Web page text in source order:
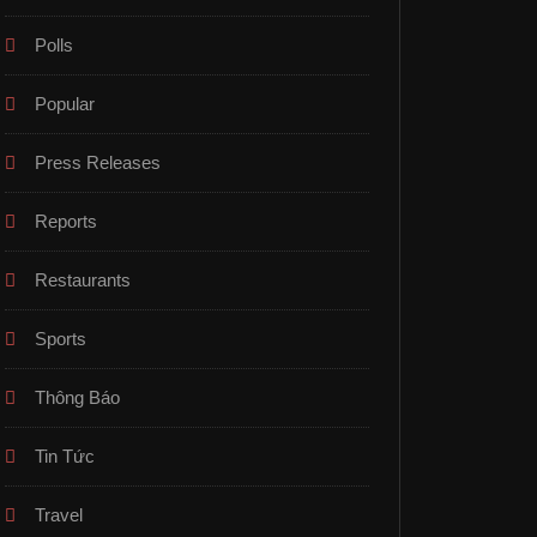
Polls
Popular
Press Releases
Reports
Restaurants
Sports
Thông Báo
Tin Tức
Travel